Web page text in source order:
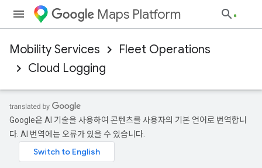
Maps Platform
Mobility Services
Fleet Operations
Cloud Logging
Google은 AI 기술을 사용하여 콘텐츠를 사용자의 기본 언어로 번역합니
다. AI 번역에는 오류가 있을 수 있습니다.